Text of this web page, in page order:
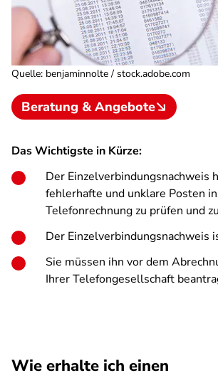
Quelle: benjaminnolte / stock.adobe.com
Beratung & Angebote
Das Wichtigste in Kürze:
Der Einzelverbindungsnachweis
fehlerhafte und unklare Posten
Telefonrechnung zu prüfen und
Der Einzelverbindungsnachweis
Sie müssen ihn vor dem
Ihrer Telefongesellschaft
Wie erhalte ich einen